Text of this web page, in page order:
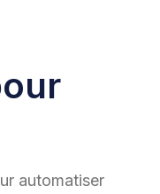
automatiser